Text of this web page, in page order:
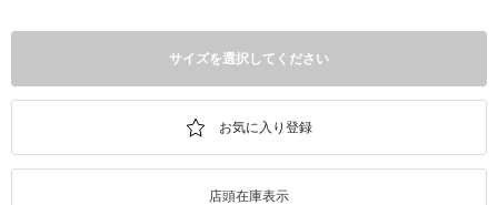
サイズを選択してください
店頭在庫表示